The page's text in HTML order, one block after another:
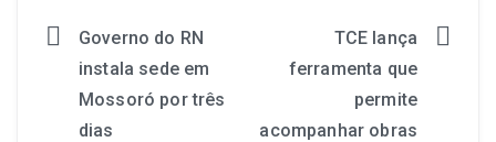
Governo do RN
instala sede em
Mossoró por três
dias
TCE lança
ferramenta que
permite
acompanhar obras